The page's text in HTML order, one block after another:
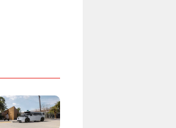
o krok blíž. Bude si s vámi